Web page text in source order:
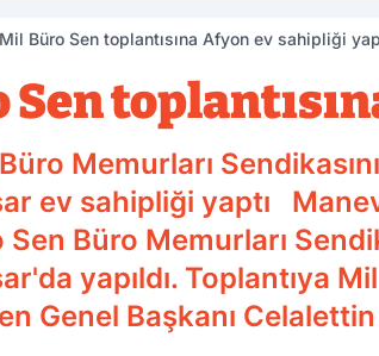
Mil Büro Sen toplantısına Afyon ev sahipliği
Sen
Memurları
ev sahipliği yaptı
Sen Büro Memurları
yapıldı. Toplantıya
Genel Başkanı Celalettin